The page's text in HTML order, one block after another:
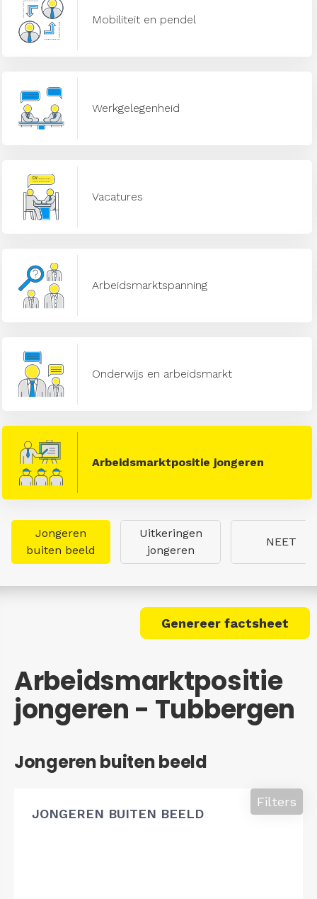
Mobiliteit en pendel
Werkgelegenheid
Vacatures
Arbeidsmarktspanning
Onderwijs en arbeidsmarkt
Arbeidsmarktpositie jongeren
Jongeren
buiten beeld
Uitkeringen
jongeren
NEET
Genereer factsheet
Arbeidsmarktpositie
jongeren - Tubbergen
Jongeren buiten beeld
JONGEREN BUITEN BEELD
Filters